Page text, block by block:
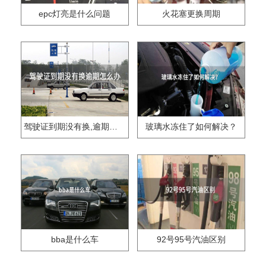
epc灯亮是什么问题 火花塞更换周期
驾驶证到期没有换,逾期怎么办?? 玻璃水冻住了如何解决？
bba是什么车 92号95号汽油区别